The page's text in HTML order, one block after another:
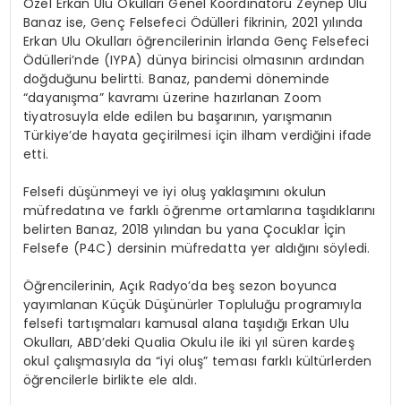
Özel Erkan Ulu Okulları Genel Koordinatörü Zeynep Ulu
Banaz ise, Genç Felsefeci Ödülleri fikrinin, 2021 yılında
Erkan Ulu Okulları öğrencilerinin İrlanda Genç Felsefeci
Ödülleri’nde (IYPA) dünya birincisi olmasının ardından
doğduğunu belirtti. Banaz, pandemi döneminde
“dayanışma” kavramı üzerine hazırlanan Zoom
tiyatrosuyla elde edilen bu başarının, yarışmanın
Türkiye’de hayata geçirilmesi için ilham verdiğini ifade
etti.
Felsefi düşünmeyi ve iyi oluş yaklaşımını okulun
müfredatına ve farklı öğrenme ortamlarına taşıdıklarını
belirten Banaz, 2018 yılından bu yana Çocuklar İçin
Felsefe (P4C) dersinin müfredatta yer aldığını söyledi.
Öğrencilerinin, Açık Radyo’da beş sezon boyunca
yayımlanan Küçük Düşünürler Topluluğu programıyla
felsefi tartışmaları kamusal alana taşıdığı Erkan Ulu
Okulları, ABD’deki Qualia Okulu ile iki yıl süren kardeş
okul çalışmasıyla da “iyi oluş” teması farklı kültürlerden
öğrencilerle birlikte ele aldı.